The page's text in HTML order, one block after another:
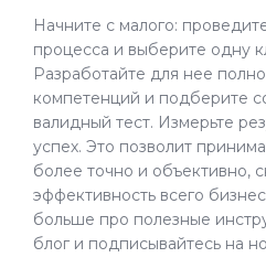
Начните с малого:
процесса и выберите одну
Разработайте для нее
компетенций и подберите
валидный тест. Измерьте
успех. Это позволит
более точно и объективно,
эффективность всего
больше про полезные
блог и подписывайтесь на